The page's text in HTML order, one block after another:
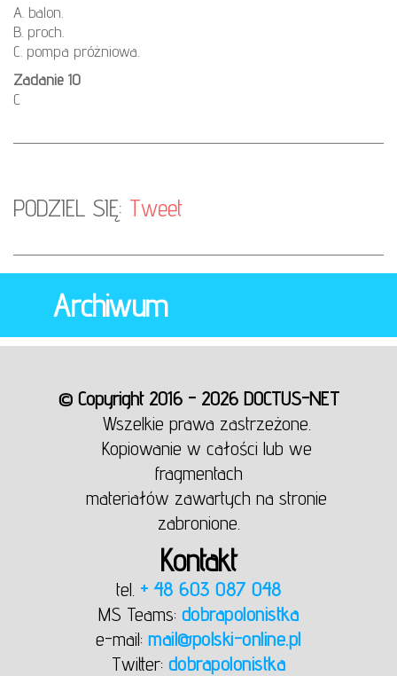
A. balon.
B. proch.
C. pompa próżniowa.
Zadanie 10
C
PODZIEL SIĘ: Tweet
Archiwum
© Copyright 2016 - 2026 DOCTUS-NET
Wszelkie prawa zastrzeżone.
Kopiowanie w całości lub we
fragmentach
materiałów zawartych na stronie
zabronione.
Kontakt
tel. + 48 603 087 048
MS Teams: dobrapolonistka
e-mail:mail@polski-online.pl
Twitter: dobrapolonistka